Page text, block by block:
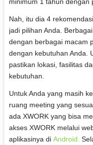
minimum 1 tahun dengan
Nah, itu dia 4
jadi pilihan Anda.
dengan berbagai macam
dengan kebutuhan Anda.
pastikan lokasi, fasilitas
kebutuhan.
Untuk Anda yang masih
ruang meeting yang
ada XWORK yang bisa
akses XWORK melalui
aplikasinya di Android.